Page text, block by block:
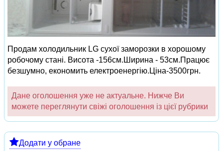
Продам холодильник LG сухої заморозки в хорошому
робочому стані. Висота -156см.Ширина - 53см.Працює
безшумно, економить електроенергію.Ціна-3500грн.
Дане оголошення уже не актуальне. Нижче Ви
можете переглянути свіжі оголошення із цієї рубрики
Додати у обране